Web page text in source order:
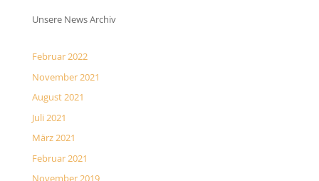
Unsere News Archiv
Februar 2022
November 2021
August 2021
Juli 2021
März 2021
Februar 2021
November 2019